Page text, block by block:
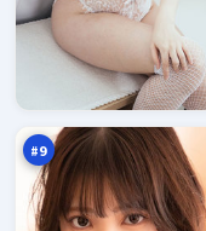
#9
影万